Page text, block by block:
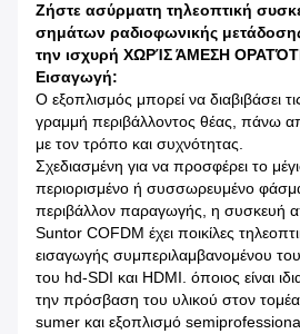
Ζήστε ασύρματη τηλεοπτική
σημάτων ραδιοφωνικής
την ισχυρή ΧΩΡΊΣ ΆΜΕΣΗ
Εισαγωγή:
Ο εξοπλισμός μπορεί να διαβιβάσει
γραμμή περιβάλλοντος θέας, πάνω
με τον τρόπο και συχνότητας.
Σχεδιασμένη για να προσφέρει το
περιορισμένο ή συσσωρευμένο
περιβάλλον παραγωγής, η συσκευή
Suntor COFDM έχει ποικίλες
εισαγωγής συμπεριλαμβανομένου
του hd-SDI και HDMI. όποιος είναι
την πρόσβαση του υλικού στον
sumer και εξοπλισμό